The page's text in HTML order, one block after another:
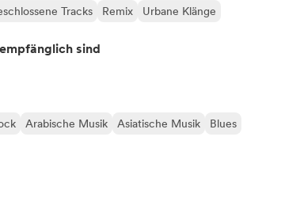
Tracks Remix Urbane Klänge
sind
Arabische Musik Asiatische Musik
Blues